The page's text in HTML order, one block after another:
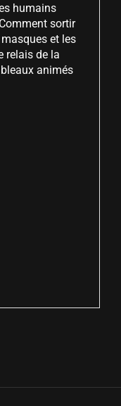
humains
sortir
et les
relais de la
animés